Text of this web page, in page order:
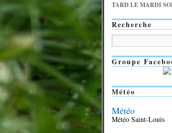
TARD LE MARDI
Recherche
Groupe
Météo
Météo
Météo Saint-Louis